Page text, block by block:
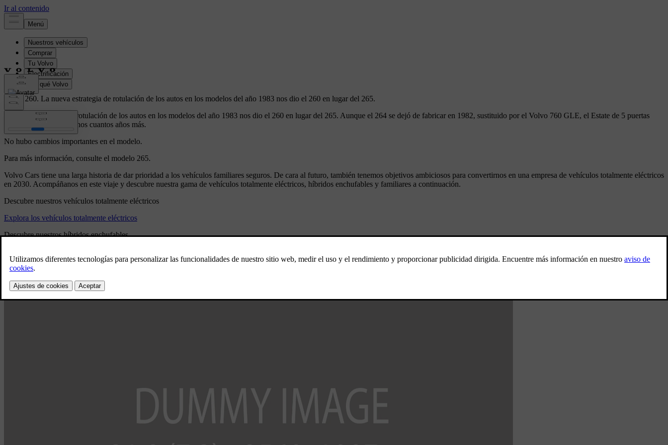
Volvo 260. La nueva estrategia de rotulación de los autos en los modelos del año 1983 nos dio el 260 en lugar del 265.
La nueva estrategia de rotulación de los autos en los modelos del año 1983 nos dio el 260 en lugar del 265. Aunque el 264 se dejó de fabricar en 1982, sustituido por el Volvo 760 GLE, el Estate de 5 puertas
siguió produciéndose unos cuantos años más.
No hubo cambios importantes en el modelo.
Para más información, consulte el modelo 265.
Volvo Cars tiene una larga historia de dar prioridad a los vehículos familiares seguros. De cara al futuro, también tenemos objetivos ambiciosos para convertirnos en una empresa de vehículos totalmente eléctricos
en 2030. Acompáñanos en este viaje y descubre nuestra gama de vehículos totalmente eléctricos, híbridos enchufables y familiares a continuación.
Descubre nuestros vehículos totalmente eléctricos
Explora los vehículos totalmente eléctricos
Descubre nuestros híbridos enchufables
Descubre nuestros vehículos familiares
Explora los vehículos familiares